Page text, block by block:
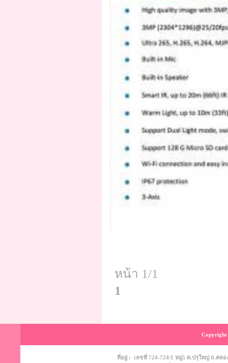
หน้า 1/1
1
Copyright
ที่อยู่ : เลขที่ 724-724/1 หมู่5 ต.ปรุใหญ่ ถ.คล